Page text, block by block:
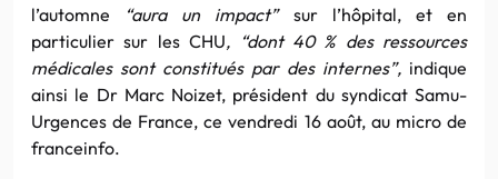
l’automne
“aura un impact”sur l’hôpital, et en
particulier sur les CHU, “dont 40 % des ressources
médicales sont constitués par des internes”, indique
ainsi le Dr Marc Noizet, président du syndicat Samu-
Urgences de France, ce vendredi 16 août, au micro de
franceinfo.